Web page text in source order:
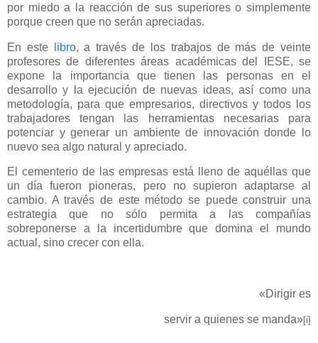
por miedo a la reacción de sus superiores o simplemente
porque creen que no serán apreciadas.
En este libro, a través de los trabajos de más de veinte
profesores de diferentes áreas académicas del IESE, se
expone la importancia que tienen las personas en el
desarrollo y la ejecución de nuevas ideas, así como una
metodología, para que empresarios, directivos y todos los
trabajadores tengan las herramientas necesarias para
potenciar y generar un ambiente de innovación donde lo
nuevo sea algo natural y apreciado.
El cementerio de las empresas está lleno de aquéllas que
un día fueron pioneras, pero no supieron adaptarse al
cambio. A través de este método se puede construir una
estrategia que no sólo permita a las compañías
sobreponerse a la incertidumbre que domina el mundo
actual, sino crecer con ella.
«Dirigir es
servir a quienes se manda»[i]